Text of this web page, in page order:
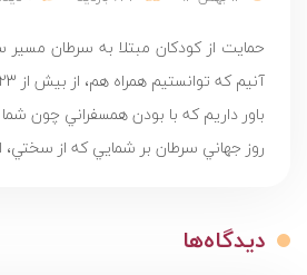
آنيم كه توانستيم همراه هم، از بيش از 23 هزار كودك مبتلا به سرطان حمايت كنيم.
باور داريم كه با بودن همسفراني چون
روز جهاني سرطان بر شمايي كه از سختي،
دیدگاه‌ها